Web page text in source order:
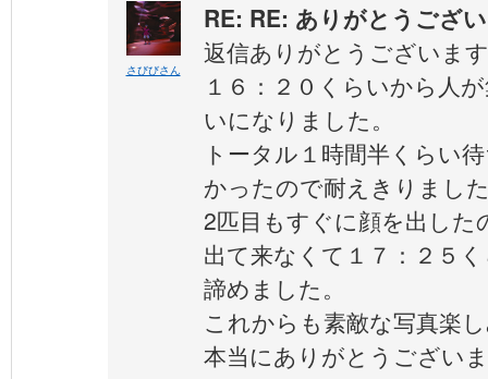
さびびさん
RE: RE: ありがとうござ
返信ありがとうございま
１６：２０くらいから人
いになりました。
トータル１時間半くらい
かったので耐えきりまし
2匹目もすぐに顔を出した
出て来なくて１７：２５
諦めました。
これからも素敵な写真楽
本当にありがとうござい